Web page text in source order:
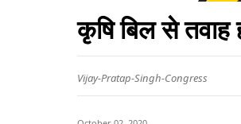
कृषि बिल से
Vijay-Pratap-Singh-Congress